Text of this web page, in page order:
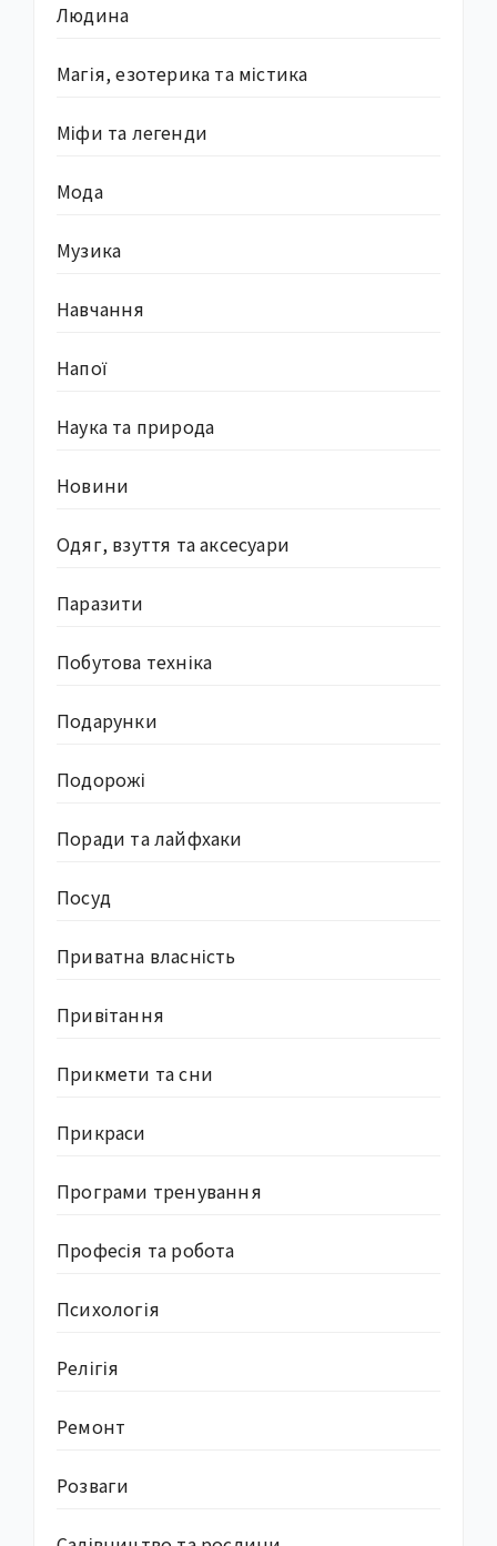
Людина
Магія, езотерика та містика
Міфи та легенди
Мода
Музика
Навчання
Напої
Наука та природа
Новини
Одяг, взуття та аксесуари
Паразити
Побутова техніка
Подарунки
Подорожі
Поради та лайфхаки
Посуд
Приватна власність
Привітання
Прикмети та сни
Прикраси
Програми тренування
Професія та робота
Психологія
Релігія
Ремонт
Розваги